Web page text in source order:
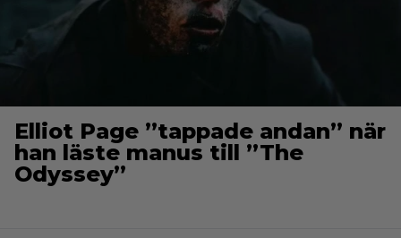
Elliot Page ”tappade andan” när
han läste manus till ”The
Odyssey”